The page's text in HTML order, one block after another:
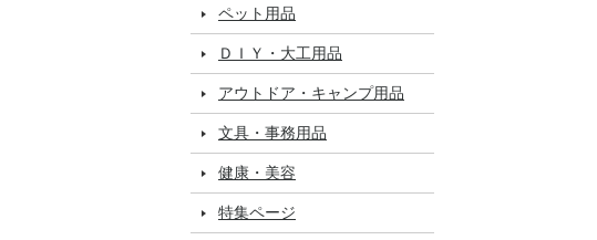
ペット用品
ＤＩＹ・大工用品
アウトドア・キャンプ用品
文具・事務用品
健康・美容
特集ページ